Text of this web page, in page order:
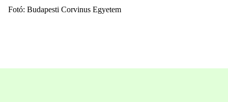
Fotó: Budapesti Corvinus Egyetem